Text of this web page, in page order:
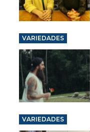
VARIEDADES
VARIEDADES